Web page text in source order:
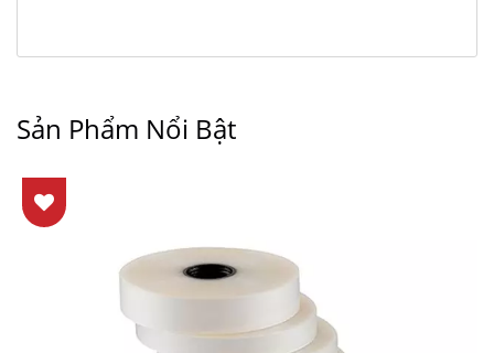
Sản Phẩm Nổi Bật